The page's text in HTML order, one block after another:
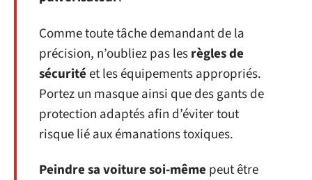
Comme toute tâche demandant de la
précision, n’oubliez pas lesrègles de
sécuritéet les équipements appropriés.
Portez un masque ainsi que des gants de
protection adaptés afin d’éviter tout
risque lié aux émanations toxiques.
Peindre sa voiture soi-même peut être